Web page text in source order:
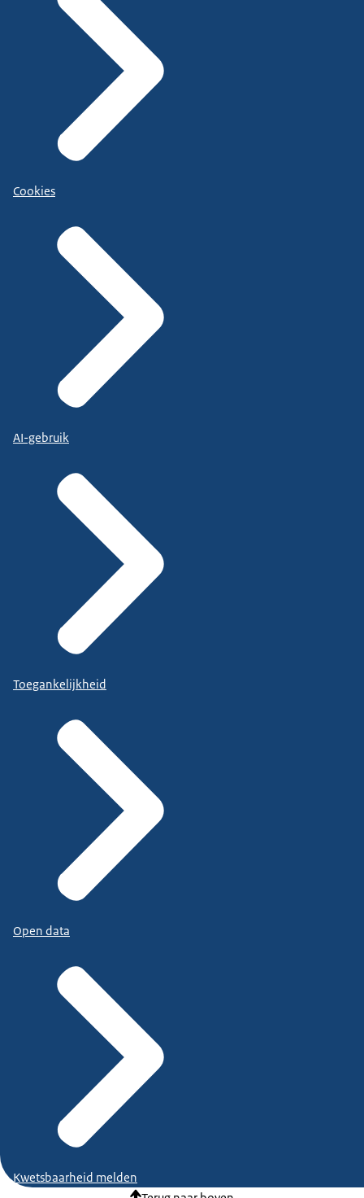
Cookies
AI-gebruik
Toegankelijkheid
Open data
Kwetsbaarheid melden